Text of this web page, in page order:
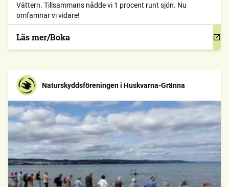
Vättern. Tillsammans nådde vi 1 procent runt sjön. Nu
omfamnar vi vidare!
Läs mer/Boka
Naturskyddsföreningen i Huskvarna-Gränna